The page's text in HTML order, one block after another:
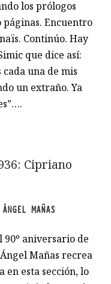
los prólogos
Encuentro
Continúo. Hay
que dice así:
una de mis
un extraño. Ya
Cipriano
MAÑAS
aniversario de
Mañas recrea
en esta sección, lo